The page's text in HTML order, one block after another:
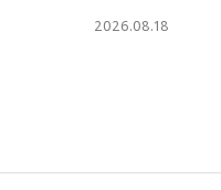
2026.08.18